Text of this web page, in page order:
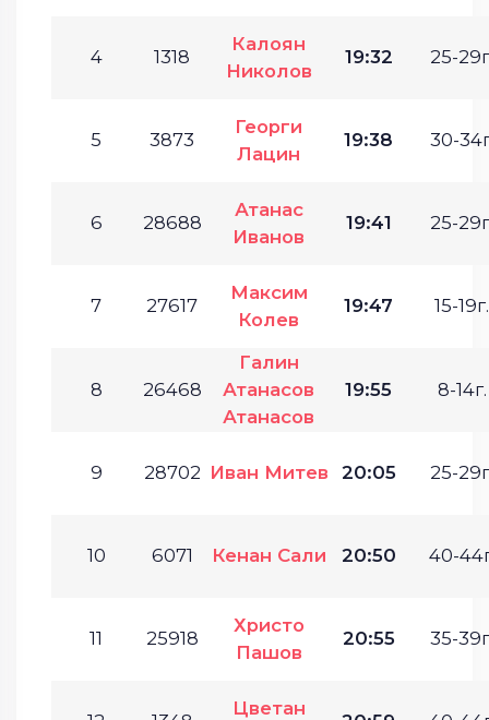
4 1318
Калоян
Николов
19:32 25-
5 3873
Георги
Лацин
19:38 30-
6 28688
Атанас
Иванов
19:41 25-
7 27617
Максим
Колев
19:47 15-19г.
8 26468
Галин
Атанасов
Атанасов
19:55 8-14г.
9 28702 Иван Митев 20:05 25-
10 6071 Кенан Сали 20:50 40-
11 25918
Христо
Пашов
20:55 35-
Цветан